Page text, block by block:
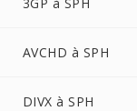
AVCHD à SPH
DIVX à SPH